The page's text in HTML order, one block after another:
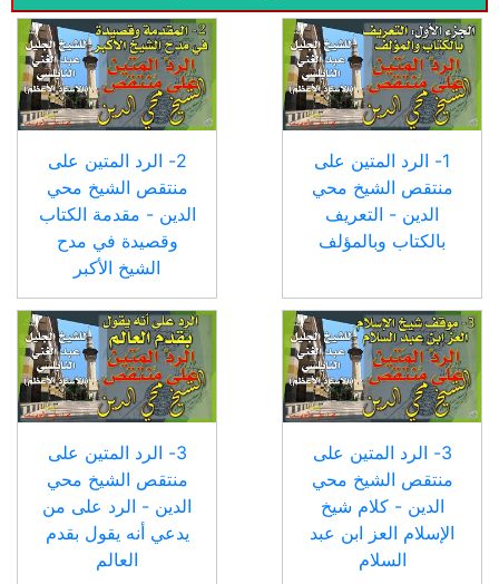
1- الرد المتين على
منتقص الشيخ محي
الدين - التعريف
بالكتاب وبالمؤلف
2- الرد المتين على
منتقص الشيخ محي
الدين - مقدمة الكتاب
وقصيدة في مدح
الشيخ الأكبر
3- الرد المتين على
منتقص الشيخ محي
الدين - كلام شيخ
الإسلام العز ابن عبد
السلام
3- الرد المتين على
منتقص الشيخ محي
الدين - الرد على من
يدعي أنه يقول بقدم
العالم